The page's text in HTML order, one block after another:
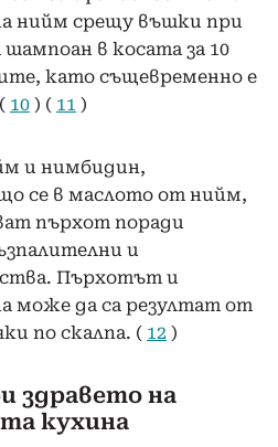
нийм срещу въшки при
в косата за 10
като същевременно е
10 ) ( 11 )
и нимбидин,
се в маслото от нийм,
пърхот поради
и
Пърхотът и
може да са резултат от
по скалпа. ( 12 )
здравето на
кухина